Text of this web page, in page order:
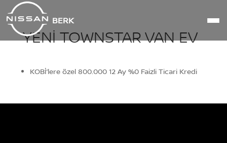
BERK
YENI TOWNSTAR VAN EV
KOBİ’lere özel 800.000 12 Ay %0 Faizli Ticari Kredi